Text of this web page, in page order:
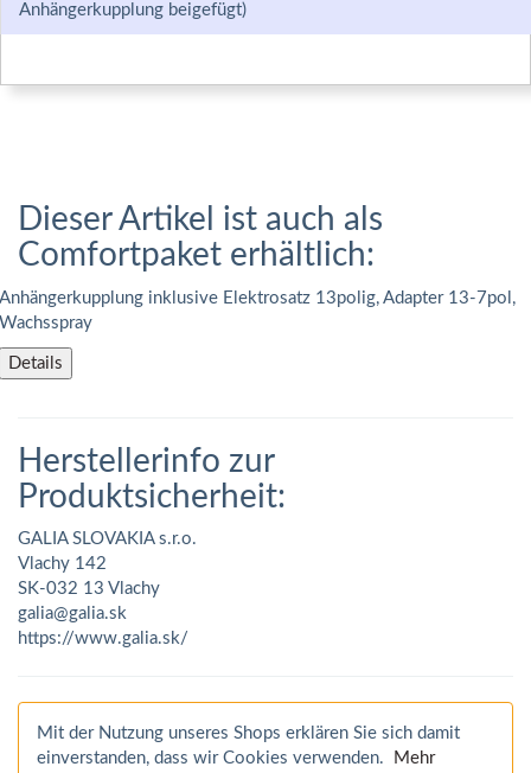
Anhängerkupplung beigefügt)
Dieser Artikel ist auch als
Comfortpaket erhältlich:
Anhängerkupplung inklusive Elektrosatz 13polig, Adapter 13-7pol,
Wachsspray
Details
Herstellerinfo zur
Produktsicherheit:
GALIA SLOVAKIA s.r.o.
Vlachy 142
SK-032 13 Vlachy
galia@galia.sk
https://www.galia.sk/
Mit der Nutzung unseres Shops erklären Sie sich damit
einverstanden, dass wir Cookies verwenden.
Mehr